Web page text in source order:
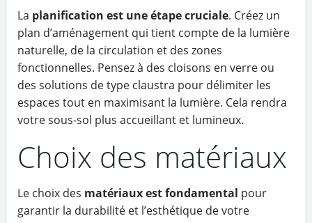
La planification est une étape cruciale. Créez un
plan d’aménagement qui tient compte de la lumière
naturelle, de la circulation et des zones
fonctionnelles. Pensez à des cloisons en verre ou
des solutions de type claustra pour délimiter les
espaces tout en maximisant la lumière. Cela rendra
votre sous-sol plus accueillant et lumineux.
Choix des matériaux
Le choix des matériaux est fondamental pour
garantir la durabilité et l’esthétique de votre